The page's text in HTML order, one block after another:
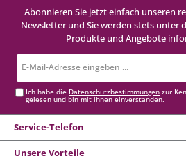
Abonnieren Sie jetzt einfach unseren
Newsletter und Sie werden stets unter
Produkte und Angebote
Mail-
Ich habe die Datenschutzbestimmungen zur
gelesen und bin mit ihnen einverstanden.
Service-Telefon
Unsere Vorteile